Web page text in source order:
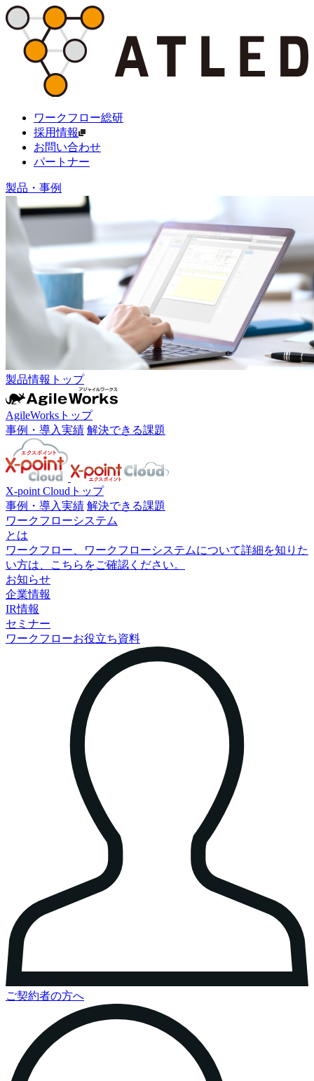
ワークフロー総研
採用情報
お問い合わせ
パートナー
製品・事例
製品情報トップ
AgileWorksトップ
事例・導入実績 解決できる課題
X-point Cloudトップ
事例・導入実績 解決できる課題
ワークフローシステム
とは
ワークフロー、ワークフローシステムについて詳細を知りた
い方は、こちらをご確認ください。
お知らせ
企業情報
IR情報
セミナー
ワークフローお役立ち資料
ご契約者の方へ